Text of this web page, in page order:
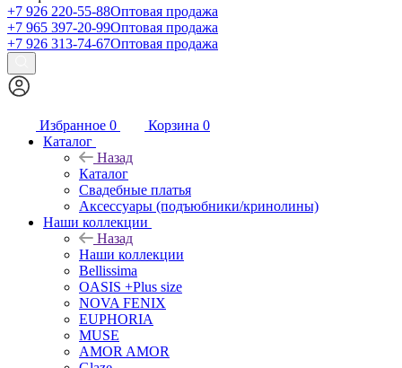
+7 926 220-55-88Оптовая продажа
+7 965 397-20-99Оптовая продажа
+7 926 313-74-67Оптовая продажа
Избранное 0 Корзина 0
Каталог
Назад
Каталог
Свадебные платья
Аксессуары (подъюбники/кринолины)
Наши коллекции
Назад
Наши коллекции
Bellissima
OASIS +Plus size
NOVA FENIX
EUPHORIA
MUSE
AMOR AMOR